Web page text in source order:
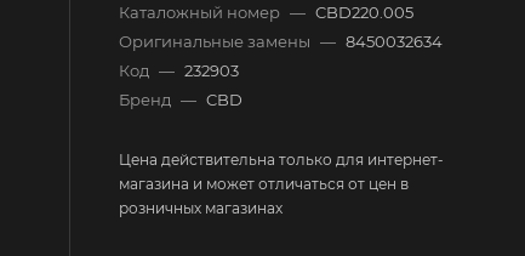
Каталожный номер — CBD220.005
Оригинальные замены — 8450032634
Код — 232903
Бренд — CBD
Цена действительна только для интернет-
магазина и может отличаться от цен в
розничных магазинах